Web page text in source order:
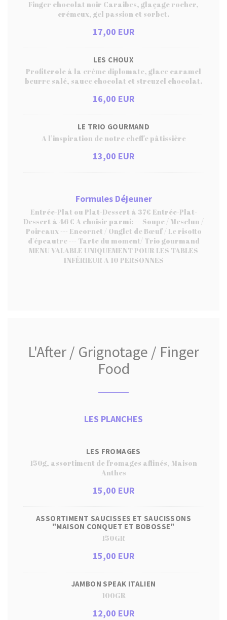
Finger chocolat noir Caraibes, glaçage rocher,
crémeux, gel passion et sorbet.
17,00 EUR
LES CHOUX
Profiterole à la crème diplomate, glace caramel
beurre salé, sauce chocolat et streuzel chocolat.
16,00 EUR
LE TRIO GOURMAND
A l’inspiration de notre cheffe pâtissière
13,00 EUR
Formules Déjeuner
Entrée-Plat ou Plat-Dessert à 37€ Entrée-Plat-
Dessert à 46 € A choisir parmi: ---Soupe / Mesclun /
Poireaux --- Encornet / Onglet de Bœuf / Le risotto
d'épeautre --- Tarte du moment/ Trio gourmand
MENU VALABLE UNIQUEMENT POUR LES TABLES
INFÉRIEUR A 10 PERSONNES
L'After / Grignotage / Finger
Food
LES PLANCHES
LES FROMAGES
150g, assortiment de fromages affinés, Maison
Anthes
15,00 EUR
ASSORTIMENT SAUCISSES ET SAUCISSONS
"MAISON CONQUET ET BOBOSSE"
150GR
15,00 EUR
JAMBON SPEAK ITALIEN
100GR
12,00 EUR